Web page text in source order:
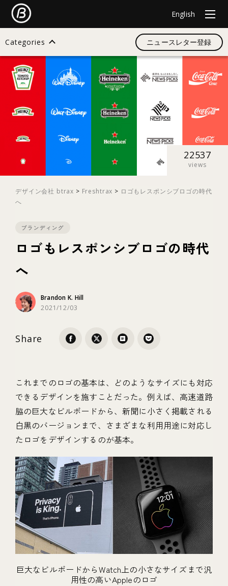
English
Categories
検索
すべて
デザイン
イノベーション
スタートアップ
ブランディング
ニュースレター登録
22537
views
デザイン会社 btrax > Freshtrax > ロゴもレスポンシブロゴの時代
へ
ブランディング
ロゴもレスポンシブロゴの時代
へ
Brandon K. Hill
2021/12/03
Share
これまでのロゴの基本は、どのようなサイズにも対応
できるデザインを施すことだった。例えば、高速道路
脇の巨大なビルボードから、新聞に小さく掲載される
白黒のバージョンまで、さまざまな利用用途に対応し
たロゴをデザインするのが基本。
巨大なビルボードからWatch上の小さなサイズまで汎
用性の高いAppleのロゴ